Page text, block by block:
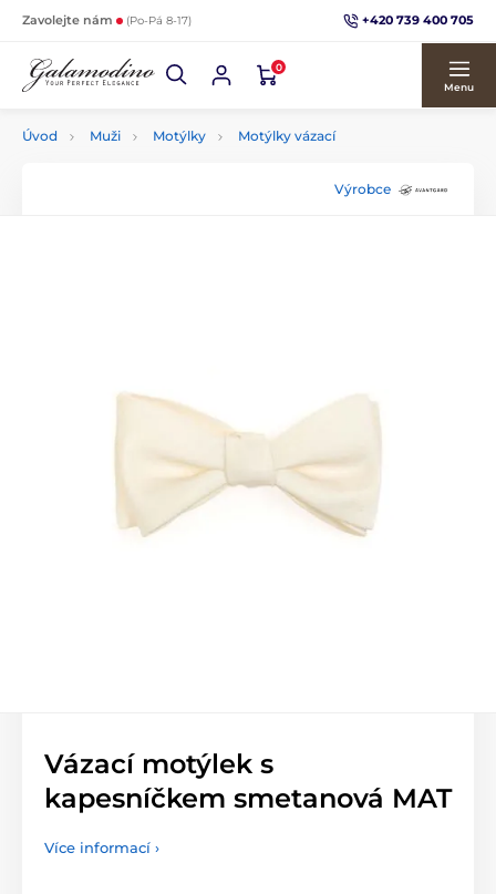
Zavolejte nám (Po-Pá 8-17) +420 739 400 705
0
Menu
Úvod Muži Motýlky Motýlky vázací
Výrobce
Vázací motýlek s
kapesníčkem smetanová MAT
Více informací ›